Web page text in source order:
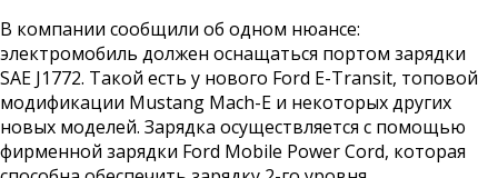
В компании сообщили об одном нюансе:
электромобиль должен оснащаться портом зарядки
SAE J1772. Такой есть у нового Ford E-Transit, топовой
модификации Mustang Mach-E и некоторых других
новых моделей. Зарядка осуществляется с помощью
фирменной зарядки Ford Mobile Power Cord, которая